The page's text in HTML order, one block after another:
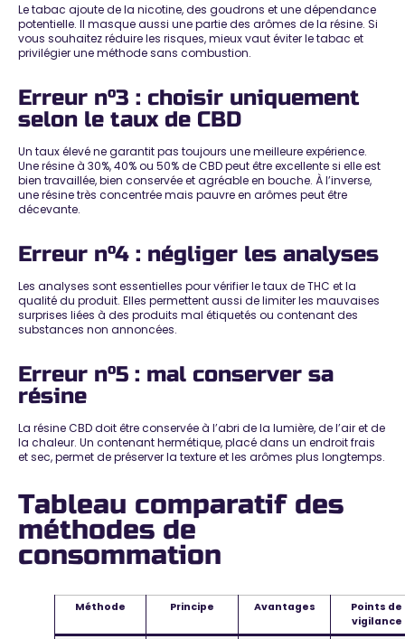
Le tabac ajoute de la nicotine, des goudrons et une dépendance
potentielle. Il masque aussi une partie des arômes de la résine. Si
vous souhaitez réduire les risques, mieux vaut éviter le tabac et
privilégier une méthode sans combustion.
Erreur n°3 : choisir uniquement
selon le taux de CBD
Un taux élevé ne garantit pas toujours une meilleure expérience.
Une résine à 30%, 40% ou 50% de CBD peut être excellente si elle est
bien travaillée, bien conservée et agréable en bouche. À l’inverse,
une résine très concentrée mais pauvre en arômes peut être
décevante.
Erreur n°4 : négliger les analyses
Les analyses sont essentielles pour vérifier le taux de THC et la
qualité du produit. Elles permettent aussi de limiter les mauvaises
surprises liées à des produits mal étiquetés ou contenant des
substances non annoncées.
Erreur n°5 : mal conserver sa
résine
La résine CBD doit être conservée à l’abri de la lumière, de l’air et de
la chaleur. Un contenant hermétique, placé dans un endroit frais
et sec, permet de préserver la texture et les arômes plus longtemps.
Tableau comparatif des
méthodes de
consommation
Méthode Principe Avantages
Points de
vigilance